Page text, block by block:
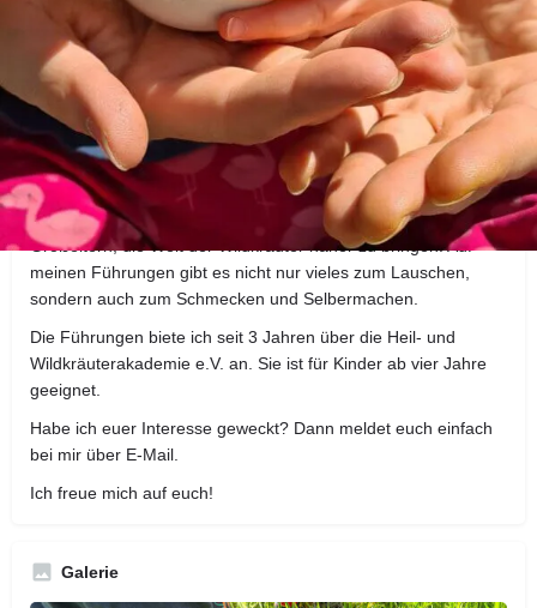
Details zur Kräuterwanderung
Liebe Kräuterbegeisterte,
ich biete pro Jahr ca. vier Kräuterführungen für Familien in
Augsburg an.
Mein Wunsch ist es Kindern, als auch deren Eltern oder
Großeltern, die Welt der Wildkräuter näher zu bringen. Auf
meinen Führungen gibt es nicht nur vieles zum Lauschen,
sondern auch zum Schmecken und Selbermachen.
Die Führungen biete ich seit 3 Jahren über die Heil- und
Wildkräuterakademie e.V. an. Sie ist für Kinder ab vier Jahre
geeignet.
Habe ich euer Interesse geweckt? Dann meldet euch einfach
bei mir über E-Mail.
Ich freue mich auf euch!
Galerie